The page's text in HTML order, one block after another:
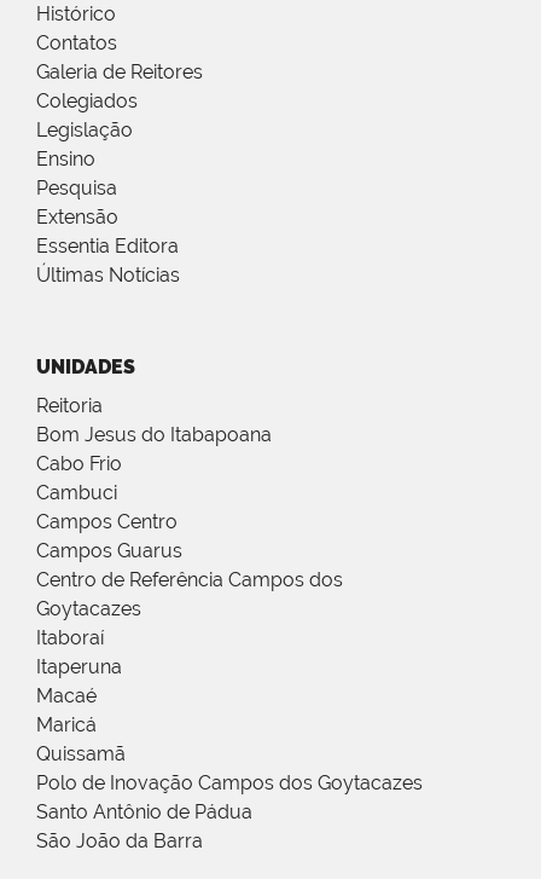
Histórico
Contatos
Galeria de Reitores
Colegiados
Legislação
Ensino
Pesquisa
Extensão
Essentia Editora
Últimas Notícias
UNIDADES
Reitoria
Bom Jesus do Itabapoana
Cabo Frio
Cambuci
Campos Centro
Campos Guarus
Centro de Referência Campos dos
Goytacazes
Itaboraí
Itaperuna
Macaé
Maricá
Quissamã
Polo de Inovação Campos dos Goytacazes
Santo Antônio de Pádua
São João da Barra